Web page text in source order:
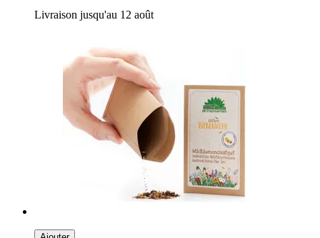
Livraison jusqu'au 12 août